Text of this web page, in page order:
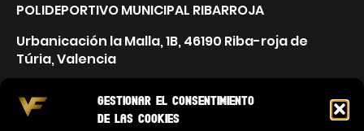
Gestionar el consentimiento
de las cookies
POLIDEPORTIVO MUNICIPAL RIBARROJA
Urbanicación la Malla, 1B, 46190 Riba-roja de
Túria, Valencia